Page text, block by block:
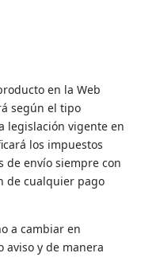
en la Web
según el tipo
legislación vigente en
los impuestos
de envío siempre con
de cualquier pago
a cambiar en
y de manera